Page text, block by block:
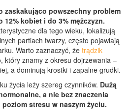
zaskakująco powszechny problem
kobiet i do 3% mężczyzn.
dla tego wieku, lokalizują
partiach twarzy, często pojawiają
Warto zaznaczyć, że trądzik
który znamy z okresu dojrzewania –
a dominują krostki i zapalne grudki.
życia leży szereg czynników. Dużą
a nie bez znaczenia
stresu w naszym życiu.